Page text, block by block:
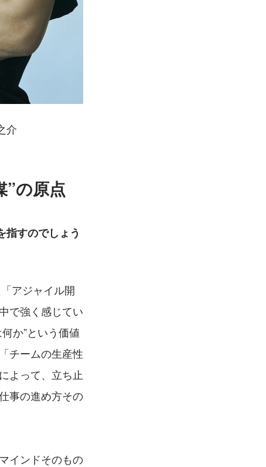
介
”の原点
すのでしょう
アジャイル開
で強く感じてい
か”という価値
チームの生産性
よって、立ち止
事の進め方その
インドそのもの